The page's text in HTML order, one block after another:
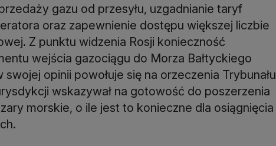
gazu od przesyłu, uzgadnianie taryf
oraz zapewnienie dostępu większej liczbie
Z punktu widzenia Rosji konieczność
wejścia gazociągu do Morza Bałtyckiego
opinii powołuje się na orzeczenia Trybunału
wskazywał na gotowość do poszerzenia
morskie, o ile jest to konieczne dla osiągnięcia